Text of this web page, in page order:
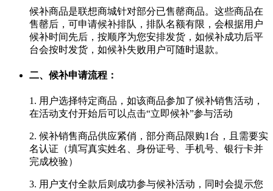
候补商品是联想商城针对部分已售罄商品。这些商品在
售罄后，可申请候补排队，排队名额有限，会根据用户
候补时间先后，按顺序为您安排发货，如候补成功后平
台会按时发货，如候补失败用户可随时退款。
二、候补申请流程：
1. 用户选择特定商品，如该商品参加了候补销售活动，
在活动支付开始后可以点击“立即候补”参与活动
2. 候补销售商品供应紧俏，部分商品限购1台，且需要实
名认证（填写真实姓名、身份证号、手机号、银行卡并
完成校验）
3. 用户支付全款后则成功参与候补活动，同时会提示您